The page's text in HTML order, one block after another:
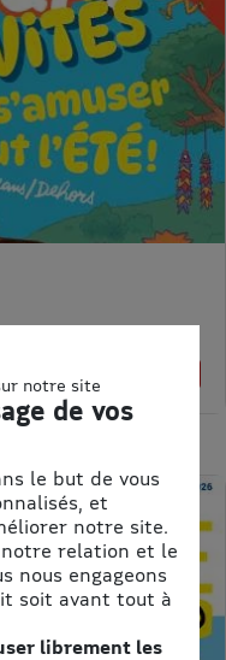
notre site
de vos
le but de vous
et
notre site.
relation et le
nous engageons
soit avant tout à
librement les